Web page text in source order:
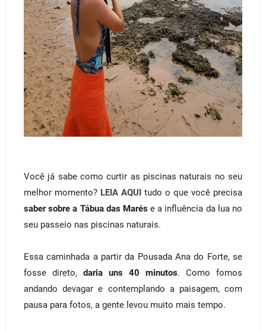
Você já sabe como curtir as piscinas naturais no seu
melhor momento? LEIA AQUI tudo o que você precisa
saber sobre a Tábua das Marése a influência da lua no
seu passeio nas piscinas naturais.
Essa caminhada a partir da Pousada Ana do Forte, se
fosse direto, daria uns 40 minutos. Como fomos
andando devagar e contemplando a paisagem, com
pausa para fotos, a gente levou muito mais tempo.